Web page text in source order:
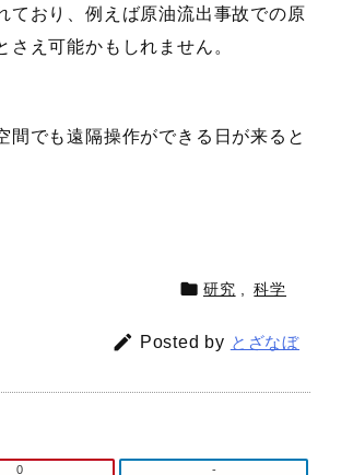
ており、例えば原油流出事故での原
え可能かもしれません。
でも遠隔操作ができる日が来ると
 研究 科学
 Posted by とざなぼ
0 -